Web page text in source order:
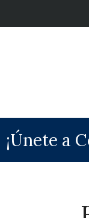
¡Únete a